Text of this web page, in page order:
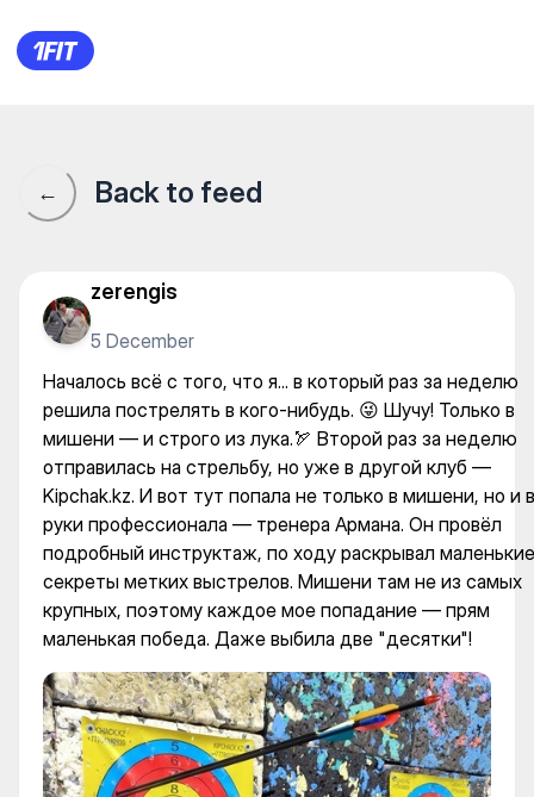
Началось всё с того, что
← Back to feed
zerengis
5 December
Началось всё с того, что я... в который раз за неделю
решила пострелять в кого-нибудь. 😜 Шучу! Только в
мишени — и строго из лука.🏹 Второй раз за неделю
отправилась на стрельбу, но уже в другой клуб —
Kipchak.kz. И вот тут попала не только в мишени, но и в
руки профессионала — тренера Армана. Он провёл
подробный инструктаж, по ходу раскрывал маленькие
секреты метких выстрелов. Мишени там не из самых
крупных, поэтому каждое мое попадание — прям
маленькая победа. Даже выбила две "десятки"!